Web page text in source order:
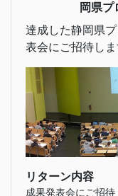
岡県プ
達成した静岡県
表会にご招待しま
リターン内容
成果発表会にご招